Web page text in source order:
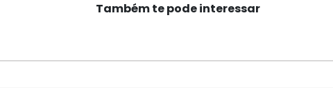
Também te pode interessar